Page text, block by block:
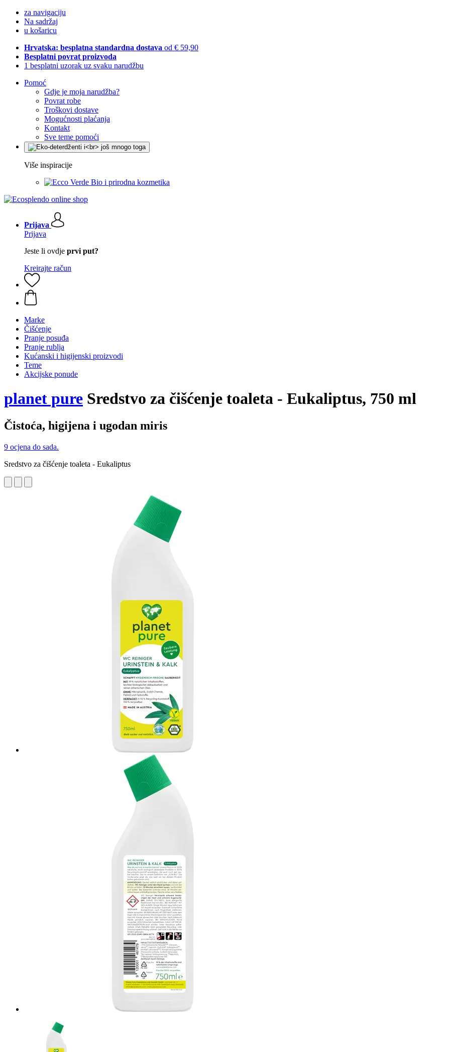
za navigaciju
Na sadržaj
u košaricu
Hrvatska: besplatna standardna dostava od € 59,90
Besplatni povrat proizvoda
1 besplatni uzorak uz svaku narudžbu
Pomoć
Gdje je moja narudžba?
Povrat robe
Troškovi dostave
Mogućnosti plaćanja
Kontakt
Sve teme pomoći
Više inspiracije
Bio i prirodna kozmetika
Prijava
Prijava
Jeste li ovdje prvi put?
Kreirajte račun
Marke
Čišćenje
Pranje posuđa
Pranje rublja
Kućanski i higijenski proizvodi
Teme
Akcijske ponude
planet pure Sredstvo za čišćenje toaleta - Eukaliptus, 750 ml
Čistoća, higijena i ugodan miris
9 ocjena do sada.
Sredstvo za čišćenje toaleta - Eukaliptus